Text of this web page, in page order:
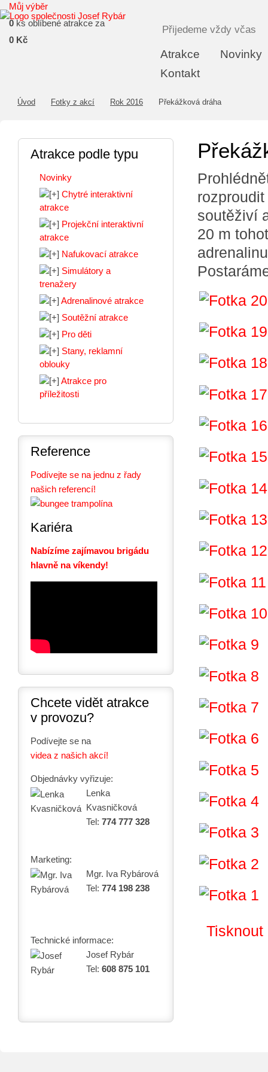
Atrakce
Novinky
Kontakt
Můj výběr
0 ks oblíbené atrakce za
0 Kč
Přijedeme vždy včas
Úvod Fotky z akcí Rok 2016 Překážková dráha
soutěživí
20 m
Tisknout
Atrakce podle typu
Novinky
Chytré interaktivní
atrakce
Projekční interaktivní
atrakce
Nafukovací atrakce
Simulátory a
trenažery
Adrenalinové atrakce
Soutěžní atrakce
Pro děti
Stany, reklamní
oblouky
Atrakce pro
příležitosti
Reference
Podívejte se na jednu z řady
našich referencí!
Kariéra
Nabízíme zajímavou brigádu
hlavně na víkendy!
Chcete vidět atrakce
v provozu?
Podívejte se na
videa z našich akcí!
Objednávky vyřizuje:
Lenka
Kvasničková
Tel: 774 777 328
Marketing:
Mgr. Iva Rybárová
Tel: 774 198 238
Technické informace:
Josef Rybár
Tel: 608 875 101